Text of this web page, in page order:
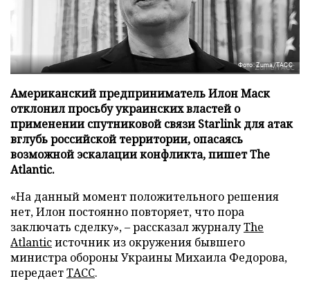
Фото: Zuma/ТАСС
Американский предприниматель Илон Маск
отклонил просьбу украинских властей о
применении спутниковой связи Starlink для атак
вглубь российской территории, опасаясь
возможной эскалации конфликта, пишет The
Atlantic.
«На данный момент положительного решения
нет, Илон постоянно повторяет, что пора
заключать сделку», – рассказал журналуThe
Atlanticисточник из окружения бывшего
министра обороны Украины Михаила Федорова,
передаетТАСС.